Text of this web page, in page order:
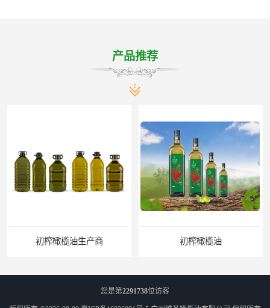
产品推荐
初榨橄榄油
您是第2291738位访客